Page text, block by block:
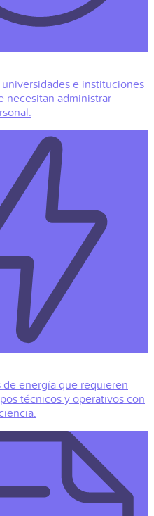
universidades e instituciones
necesitan administrar
de energía que requieren
técnicos y operativos con